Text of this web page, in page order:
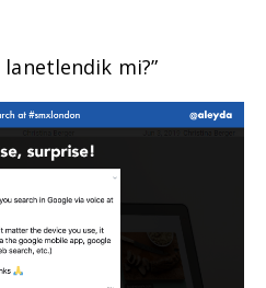
mi?”